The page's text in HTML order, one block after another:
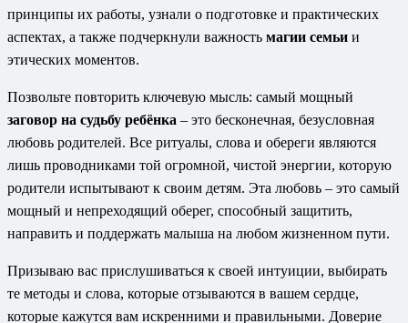
принципы их работы, узнали о подготовке и практических
аспектах, а также подчеркнули важность магии семьи и
этических моментов.
Позвольте повторить ключевую мысль: самый мощный
заговор на судьбу ребёнка – это бесконечная, безусловная
любовь родителей. Все ритуалы, слова и обереги являются
лишь проводниками той огромной, чистой энергии, которую
родители испытывают к своим детям. Эта любовь – это самый
мощный и непреходящий оберег, способный защитить,
направить и поддержать малыша на любом жизненном пути.
Призываю вас прислушиваться к своей интуиции, выбирать
те методы и слова, которые отзываются в вашем сердце,
которые кажутся вам искренними и правильными. Доверие